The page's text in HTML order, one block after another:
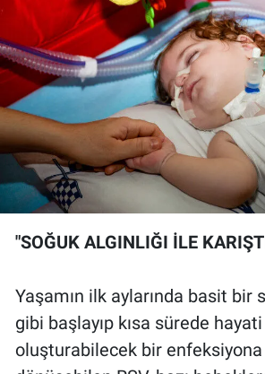
"SOĞUK ALGINLIĞI İLE
Yaşamın ilk aylarında basit bir
gibi başlayıp kısa sürede
oluşturabilecek bir